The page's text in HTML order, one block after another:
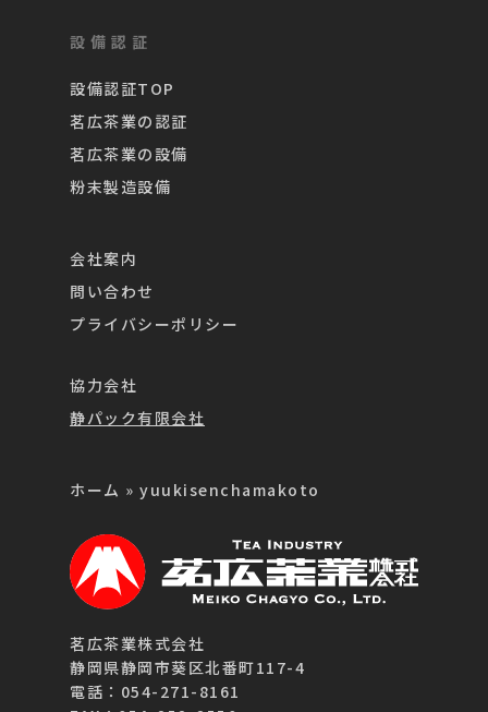
設備認証
設備認証TOP
茗広茶業の認証
茗広茶業の設備
粉末製造設備
会社案内
問い合わせ
プライバシーポリシー
協力会社
静パック有限会社
ホーム » yuukisenchamakoto
茗広茶業株式会社
静岡県静岡市葵区北番町117-4
電話：054-271-8161